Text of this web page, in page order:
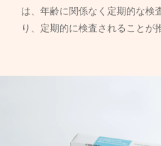
は、年齢に関係なく定期的な検
り、定期的に検査されることが